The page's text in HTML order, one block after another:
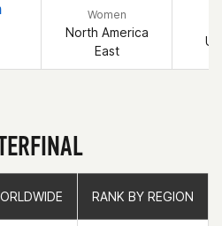
Women
North America
East
RANK BY REGION
RANK BY REGION